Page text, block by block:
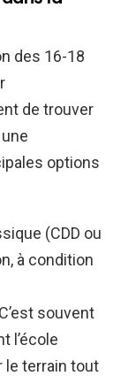
des 16-18
de trouver
options
(CDD ou
à condition
C’est souvent
l’école
le terrain tout